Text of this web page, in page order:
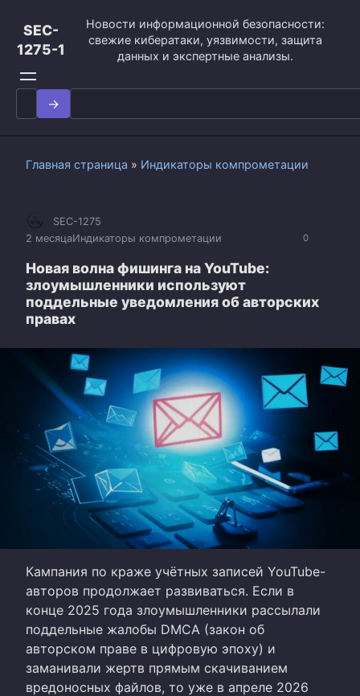
контенту
SEC-
1275-1
Новости информационной безопасности:
свежие кибератаки, уязвимости, защита
данных и экспертные анализы.
Search
for:
Главная страница » Индикаторы компрометации
0
SEC-1275
2 месяцаИндикаторы компрометации
Новая волна фишинга на YouTube:
злоумышленники используют
поддельные уведомления об авторских
правах
Кампания по краже учётных записей YouTube-
авторов продолжает развиваться. Если в
конце 2025 года злоумышленники рассылали
поддельные жалобы DMCA (закон об
авторском праве в цифровую эпоху) и
заманивали жертв прямым скачиванием
вредоносных файлов, то уже в апреле 2026